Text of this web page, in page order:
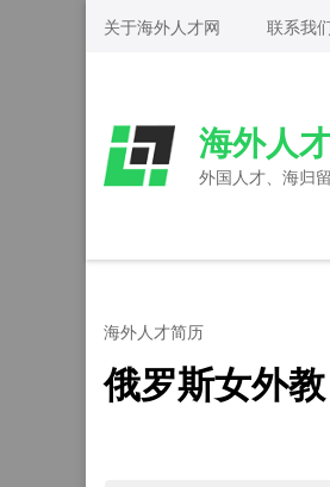
Skip
Enter)
关于海外人才网 联系我
海外人
外国人才、海归
海外人才简历
俄罗斯女外